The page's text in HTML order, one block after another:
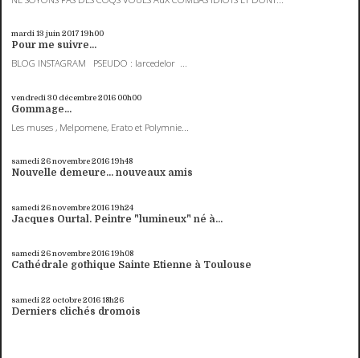
mardi 13 juin 201719h00
Pour me suivre...
BLOG INSTAGRAM PSEUDO : larcedelor ...
vendredi 30 décembre 2016 00h00
Gommage...
Les muses , Melpomene, Erato et Polymnie...
samedi 26novembre 201619h48
Nouvelle demeure... nouveaux amis
samedi 26novembre 201619h24
Jacques Ourtal. Peintre "lumineux" né à...
samedi 26novembre 201619h08
Cathédrale gothique Sainte Etienne à Toulouse
samedi 22 octobre 201618h26
Derniers clichés dromois